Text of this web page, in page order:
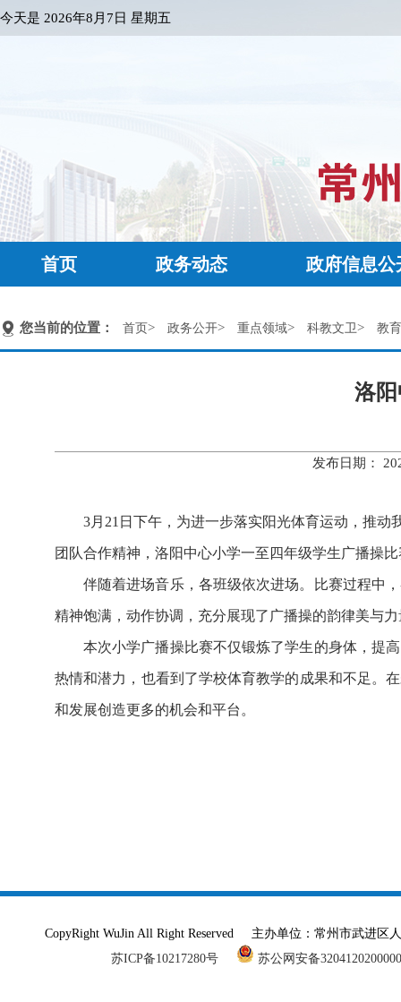
今天是 2026年8月7日 星期五
首页 政务动态 政府信息公
您当前的位置： 首页> 政务公开> 重点领域> 科教文卫> 教
洛
发布日期：
3月 21 日下午 ， 为进一步落实阳光体育运动，推动
团队合作精神，洛阳中心小学一至四年级学生广播操
伴随着进场音乐，各班级依次进场。比赛过程中
精神饱满，动作协调，充分展现了广播操的韵律美与
本次小学广播操比赛不仅锻炼了学生的身体，提
热情和潜力，也看到了学校体育教学的成果和不足。
和发展创造更多的机会和平台。
CopyRight WuJin All Right Reserved 主办单位：常州市武进
苏ICP备10217280号
苏公网安备